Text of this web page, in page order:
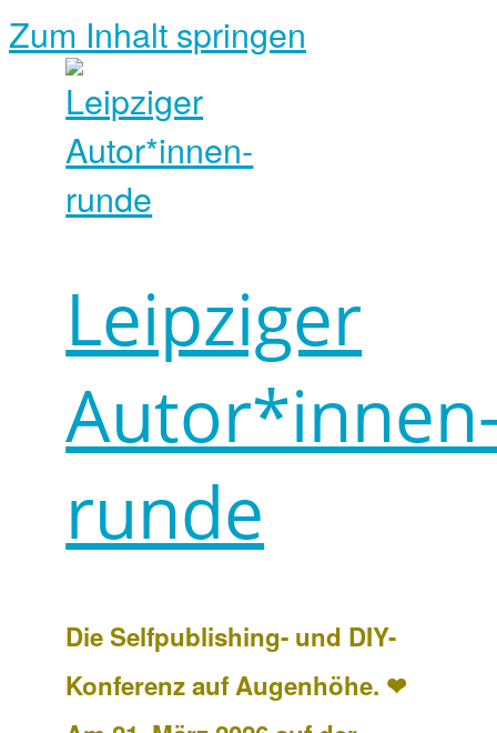
Zum Inhalt springen
Leipziger
runde
Die Selfpublishing- und DIY-
Konferenz auf Augenhöhe. ❤